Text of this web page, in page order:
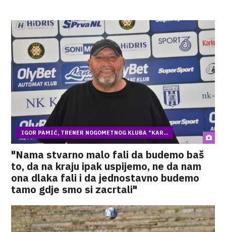
IGOR PAMIĆ, TRENER NOGOMETNOG KLUBA "KAR...
"Nama stvarno malo fali da budemo baš
to, da na kraju ipak uspijemo, ne da nam
ona dlaka fali i da jednostavno budemo
tamo gdje smo si zacrtali"